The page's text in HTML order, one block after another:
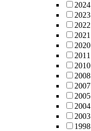
2024
2023
2022
2021
2020
2011
2010
2008
2007
2005
2004
2003
1998